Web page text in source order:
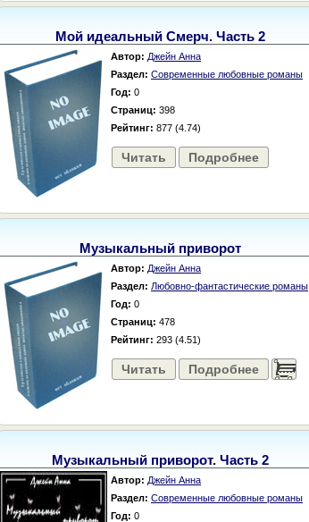
Мой идеальный Смерч. Часть 2
Автор: Джейн Анна
Раздел: Современные любовные романы
Год: 0
Страниц: 398
Рейтинг: 877 (4.74)
Читать Подробнее
Музыкальный приворот
Автор: Джейн Анна
Раздел: Любовно-фантастические романы
Год: 0
Страниц: 478
Рейтинг: 293 (4.51)
Читать Подробнее ......
Музыкальный приворот. Часть 2
Автор: Джейн Анна
Раздел: Современные любовные романы
Год: 0